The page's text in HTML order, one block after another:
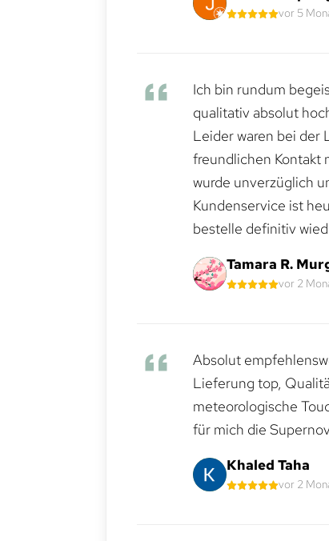
vor 5
Ich bin rundum
qualitativ absolut
Leider waren bei der
freundlichen Kontakt
wurde unverzüglich
Kundenservice ist
bestelle definitiv
Tamara R.
vor 2
Absolut
Lieferung top,
meteorologische
für mich die
Khaled Taha
vor 2